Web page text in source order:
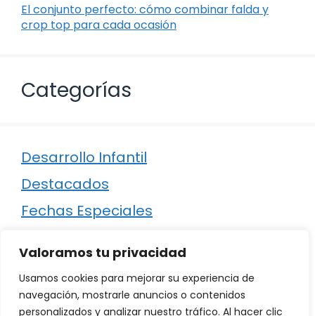
Valoramos tu privacidad
Usamos cookies para mejorar su experiencia de
navegación, mostrarle anuncios o contenidos
personalizados y analizar nuestro tráfico. Al hacer clic
El conjunto perfecto: cómo combinar falda y
crop top para cada ocasión
Categorías
Desarrollo Infantil
Destacados
Fechas Especiales
Regalos